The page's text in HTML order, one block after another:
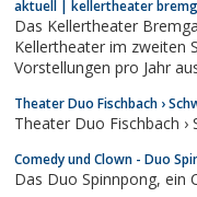
aktuell | kellertheater
Das Kellertheater
Kellertheater im zweiten
Vorstellungen pro Jahr
Theater Duo Fischbach ›
Comedy und Clown - Duo